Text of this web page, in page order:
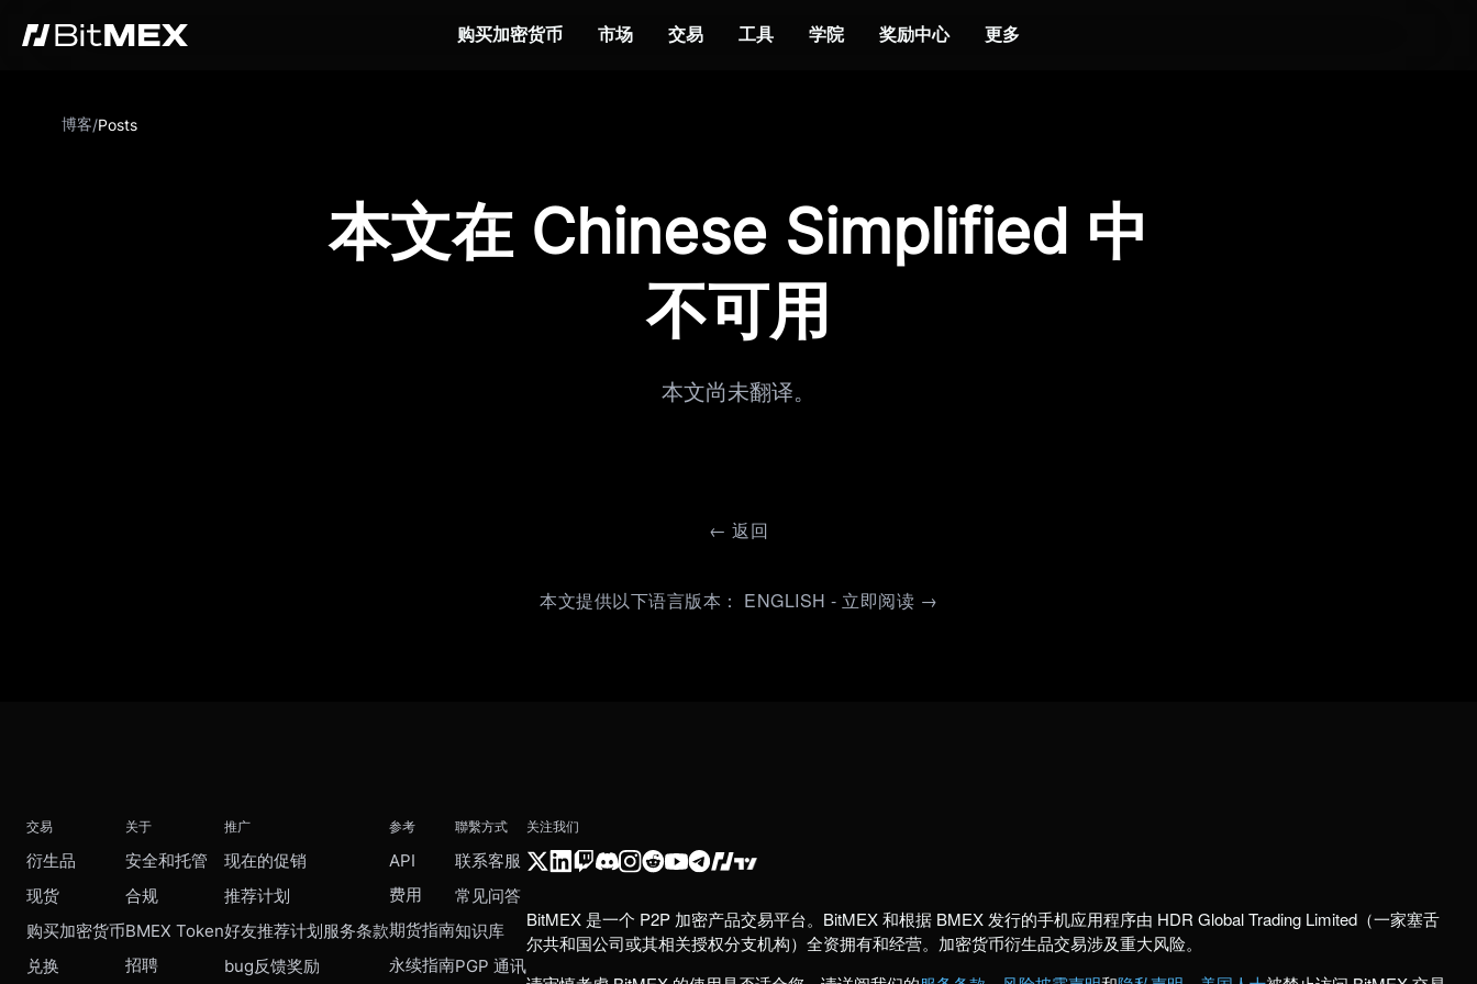
购买加密货币 市场 交易 工具 学院 奖励中心 更多
博客/Posts
本文在 Chinese Simplified 中
不可用
本文尚未翻译。
← 返回
本文提供以下语言版本： ENGLISH - 立即阅读 →
交易
衍生品
现货
购买加密货币
兑换
关于
安全和托管
合规
BMEX Token
招聘
推广
现在的促销
推荐计划
好友推荐计划服务条款
bug反馈奖励
参考
API
费用
期货指南
永续指南
聯繫方式
联系客服
常见问答
知识库
PGP 通讯
关注我们
BitMEX 是一个 P2P 加密产品交易平台。BitMEX 和根据 BMEX 发行的手机应用程序由 HDR Global Trading Limited（一家塞舌
尔共和国公司或其相关授权分支机构）全资拥有和经营。加密货币衍生品交易涉及重大风险。